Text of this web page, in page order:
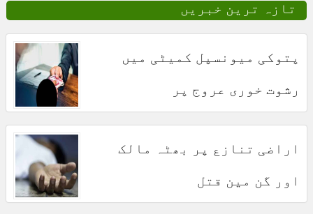
تازہ ترین خبریں
پتوکی میونسپل کمیٹی میں
رشوت خوری عروج پر
اراضی تنازع پر بھٹہ مالک
اور گن مین قتل